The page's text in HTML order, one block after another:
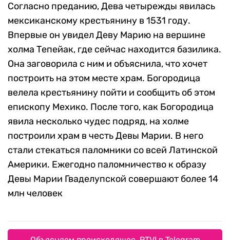
Согласно преданию, Дева четырежды явилась
мексиканскому крестьянину в 1531 году.
Впервые он увидел Деву Марию на вершине
холма Тепейак, где сейчас находится базилика.
Она заговорила с ним и объяснила, что хочет
построить на этом месте храм. Богородица
велела крестьянину пойти и сообщить об этом
епископу Мехико. После того, как Богородица
явила несколько чудес подряд, на холме
построили храм в честь Девы Марии. В него
стали стекаться паломники со всей Латинской
Америки. Ежегодно паломничество к образу
Девы Марии Гваделупской совершают более 14
млн человек